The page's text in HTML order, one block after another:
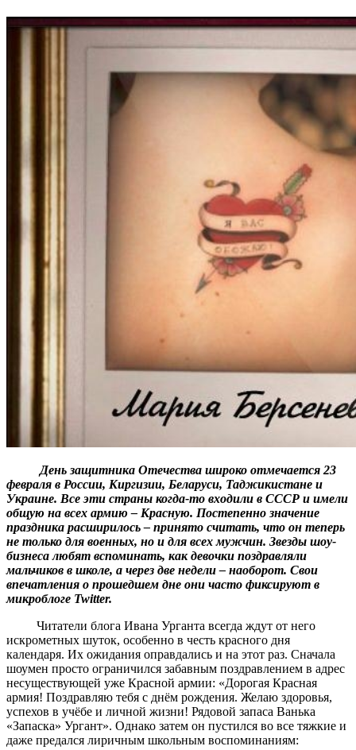
День защитника Отечества широко отмечается 23
февраля в России, Киргизии, Беларуси, Таджикистане и
Украине. Все эти страны когда-то входили в СССР и имели
общую на всех армию – Красную. Постепенно значение
праздника расширилось – принято считать, что он теперь
не только для военных, но и для всех мужчин. Звезды шоу-
бизнеса любят вспоминать, как девочки поздравляли
мальчиков в школе, а через две недели – наоборот. Свои
впечатления о прошедшем дне они часто фиксируют в
микроблоге Twitter.
Читатели блога Ивана Урганта всегда ждут от него
искрометных шуток, особенно в честь красного дня
календаря. Их ожидания оправдались и на этот раз. Сначала
шоумен просто ограничился забавным поздравлением в адрес
несуществующей уже Красной армии: «Дорогая Красная
армия! Поздравляю тебя с днём рождения. Желаю здоровья,
успехов в учёбе и личной жизни! Рядовой запаса Ванька
«Запаска» Ургант». Однако затем он пустился во все тяжкие и
даже предался лиричным школьным воспоминаниям: